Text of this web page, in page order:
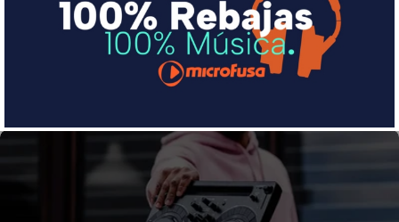
pequeña cuota al mes con Sequra
Más info